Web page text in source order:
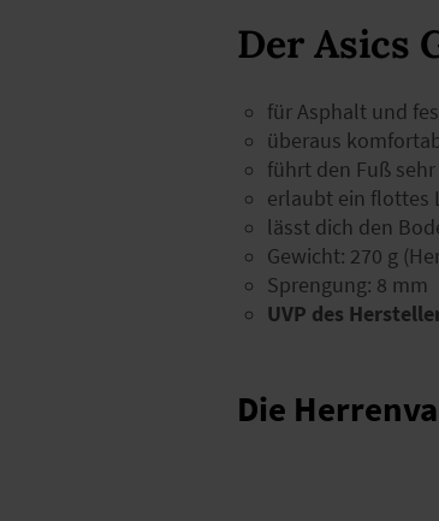
Der Asics
für Asphalt und
überaus
führt den Fuß
erlaubt ein flottes
lässt dich den
Gewicht: 270 g
Sprengung: 8 mm
UVP des
Die